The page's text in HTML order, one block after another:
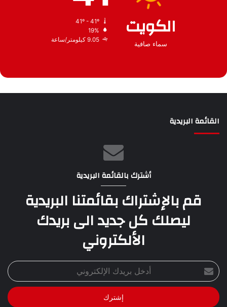
الكويت
سماء صافية
19%
9.05 كيلومتر/ساعة
القائمة البريدية
أشترك بالقائمة البريدية
قم بالإشتراك بقائمتنا البريدية
ليصلك كل جديد الى بريدك
الألكتروني
أدخل
بريدك
الإلكتروني